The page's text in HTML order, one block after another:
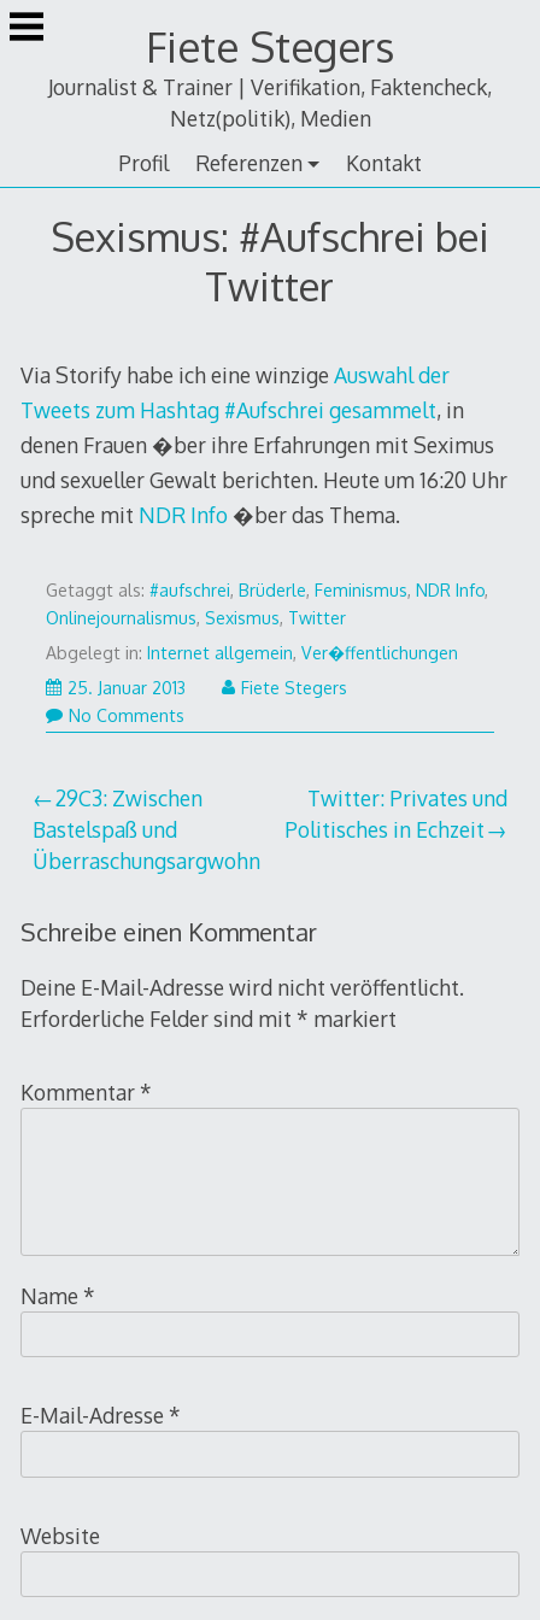
Zum
Inhalt
Fiete Stegers
Journalist & Trainer | Verifikation, Faktencheck,
Netz(politik), Medien
Profil
Referenzen Kontakt
Sexismus: #Aufschrei bei
Twitter
Via Storify habe ich eine winzige Auswahl der
Tweets zum Hashtag #Aufschrei gesammelt, in
denen Frauen �ber ihre Erfahrungen mit Seximus
und sexueller Gewalt berichten. Heute um 16:20 Uhr
spreche mit NDR Info�ber das Thema.
Getaggt als: #aufschrei, Brüderle, Feminismus, NDR Info,
Onlinejournalismus, Sexismus, Twitter
Abgelegt in: Internet allgemein, Ver�ffentlichungen
25. Januar 201318.
Fiete Stegers
No Comments
Beitragsnavigation
29C3: Zwischen
Bastelspaß und
Überraschungsargwohn
Twitter: Privates und
Politisches in Echzeit
Schreibe einen Kommentar
Deine E-Mail-Adresse wird nicht veröffentlicht.
Erforderliche Felder sind mit * markiert
Kommentar *
Name *
E-Mail-Adresse *
Website